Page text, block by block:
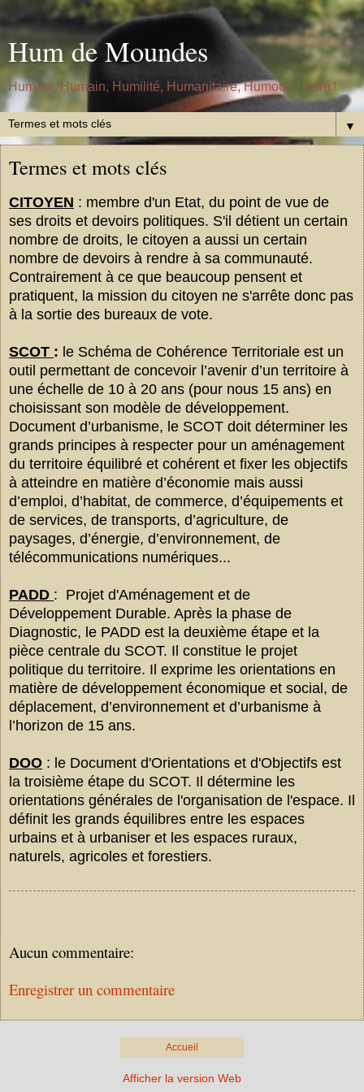
Hum de Moundes
Humeur, Humain, Humilité, Humanitaire, Humour... Hum !
▼
Termes et mots clés
CITOYEN : membre d'un Etat, du point de vue de
ses droits et devoirs politiques. S'il détient un certain
nombre de droits, le citoyen a aussi un certain
nombre de devoirs à rendre à sa communauté.
Contrairement à ce que beaucoup pensent et
pratiquent, la mission du citoyen ne s'arrête donc pas
à la sortie des bureaux de vote.
SCOT : le Schéma de Cohérence Territoriale est un
outil permettant de concevoir l’avenir d’un territoire à
une échelle de 10 à 20 ans (pour nous 15 ans) en
choisissant son modèle de développement.
Document d’urbanisme, le SCOT doit déterminer les
grands principes à respecter pour un aménagement
du territoire équilibré et cohérent et fixer les objectifs
à atteindre en matière d’économie mais aussi
d’emploi, d’habitat, de commerce, d’équipements et
de services, de transports, d’agriculture, de
paysages, d’énergie, d’environnement, de
télécommunications numériques...
PADD : Projet d'Aménagement et de
Développement Durable. Après la phase de
Diagnostic, le PADD est la deuxième étape et la
pièce centrale du SCOT. Il constitue le projet
politique du territoire. Il exprime les orientations en
matière de développement économique et social, de
déplacement, d’environnement et d’urbanisme à
l’horizon de 15 ans.
DOO : le Document d'Orientations et d'Objectifs est
la troisième étape du SCOT. Il détermine les
orientations générales de l'organisation de l'espace. Il
définit les grands équilibres entre les espaces
urbains et à urbaniser et les espaces ruraux,
naturels, agricoles et forestiers.
Aucun commentaire:
Enregistrer un commentaire
Accueil
Afficher la version Web